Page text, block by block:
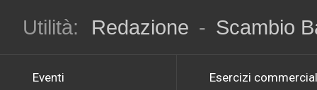
Utilità:
Redazione - Scambio
Eventi Esercizi